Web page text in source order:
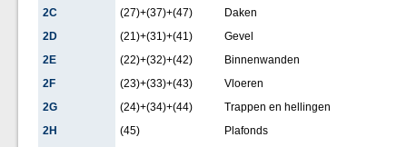
2C (27)+(37)+(47)
Daken
2D
(21)+(31)+(41)
Gevel
2E
(22)+(32)+(42)
Binnenwanden
2F
(23)+(33)+(43)
Vloeren
2G
(24)+(34)+(44)
Trappen en hellingen
2H
(45)
Plafonds